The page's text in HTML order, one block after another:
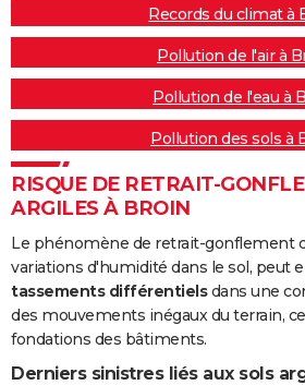
Records du climat à
Pollution de l'air à
Pollution de l'eau à
Pollution des sols à
RISQUE DE RETRAIT-
ARGILES À BROIN
Le phénomène de retrait-gonflement
variations d'humidité dans le sol, peut
tassements différentielsdans une
des mouvements inégaux du terrain,
fondations des bâtiments.
Derniers sinistres liés aux sols